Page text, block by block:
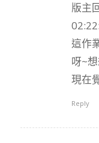
版主
這作
呀~
現在
Reply